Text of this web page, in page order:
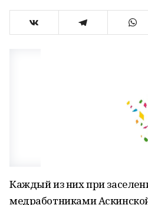
Каждый из них при
медработниками